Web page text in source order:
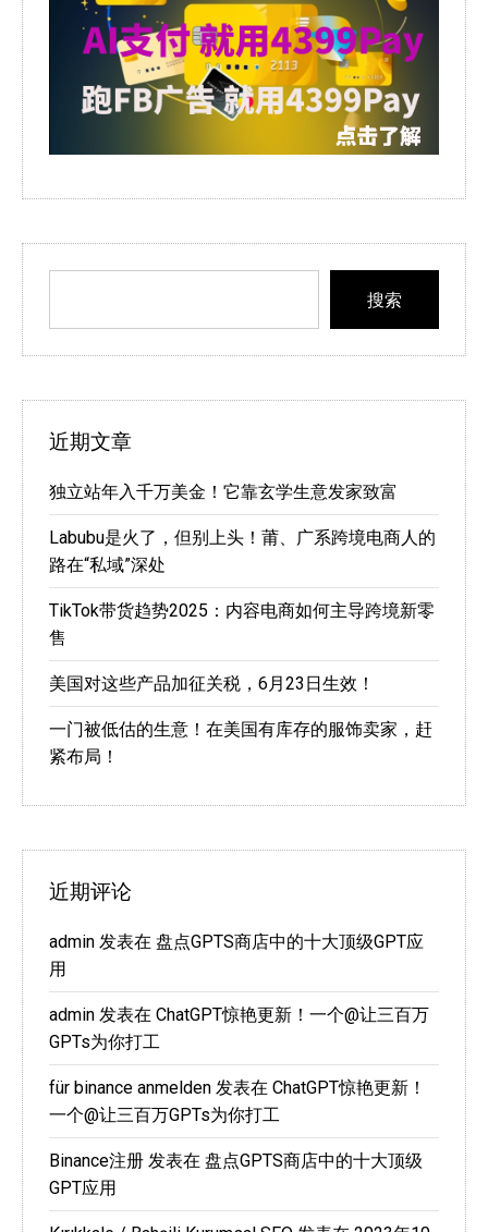
搜索
近期文章
独立站年入千万美金！它靠玄学生意发家致富
Labubu是火了，但别上头！莆、广系跨境电商人的
路在“私域”深处
TikTok带货趋势2025：内容电商如何主导跨境新零
售
美国对这些产品加征关税，6月23日生效！
一门被低估的生意！在美国有库存的服饰卖家，赶
紧布局！
近期评论
admin 发表在 盘点GPTS商店中的十大顶级GPT应
用
admin 发表在 ChatGPT惊艳更新！一个@让三百万
GPTs为你打工
für binance anmelden 发表在 ChatGPT惊艳更新！
一个@让三百万GPTs为你打工
Binance注册 发表在 盘点GPTS商店中的十大顶级
GPT应用